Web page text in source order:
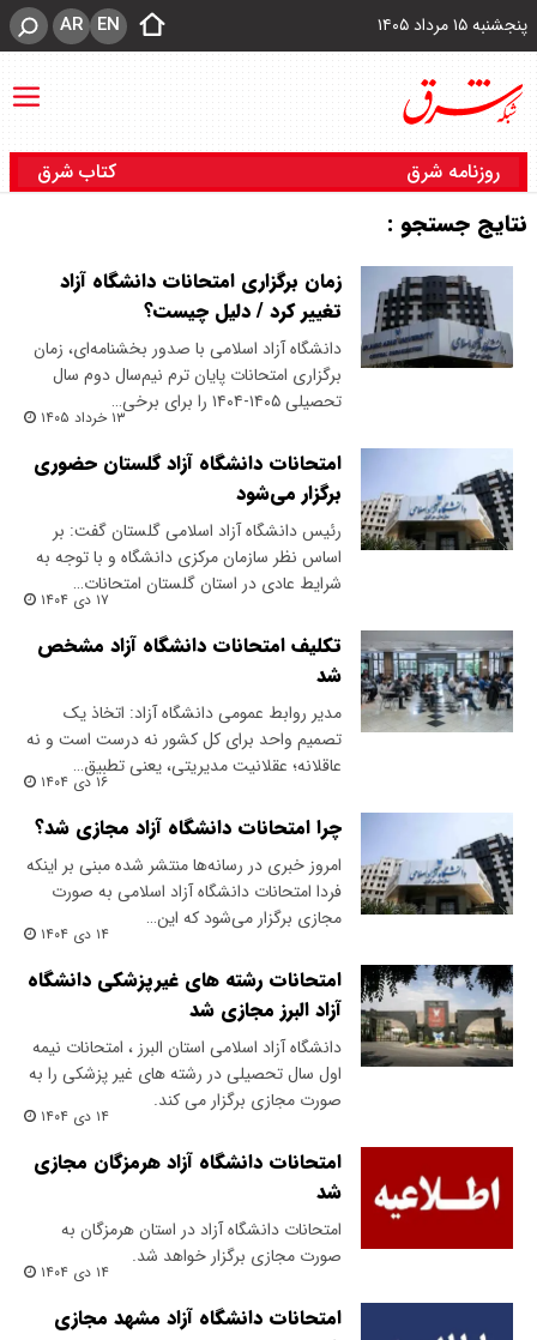
پنجشنبه ۱۵ مرداد ۱۴۰۵ EN
AR
روزنامه شرق کتاب شرق
نتایج جستجو :
زمان برگزاری امتحانات دانشگاه آزاد
تغییر کرد / دلیل چیست؟
دانشگاه آزاد اسلامی با صدور بخشنامه‌ای، زمان
برگزاری امتحانات پایان ترم نیم‌سال دوم سال
تحصیلی ۱۴۰۵-۱۴۰۴ را برای برخی…
۱۳ خرداد ۱۴۰۵
امتحانات دانشگاه آزاد گلستان حضوری
برگزار می‌شود
رئیس دانشگاه آزاد اسلامی گلستان گفت: بر
اساس نظر سازمان مرکزی دانشگاه و با توجه به
شرایط عادی در استان گلستان امتحانات…
۱۷ دی ۱۴۰۴
تکلیف امتحانات دانشگاه آزاد مشخص
شد
مدیر روابط عمومی دانشگاه آزاد: اتخاذ یک
تصمیم واحد برای کل کشور نه درست است و نه
عاقلانه؛ عقلانیت مدیریتی، یعنی تطبیق…
۱۶ دی ۱۴۰۴
چرا امتحانات دانشگاه آزاد مجازی شد؟
امروز خبری در رسانه‌ها منتشر شده مبنی بر اینکه
فردا امتحانات دانشگاه آزاد اسلامی به صورت
مجازی برگزار می‌شود که این…
۱۴ دی ۱۴۰۴
امتحانات رشته های غیرپزشکی دانشگاه
آزاد البرز مجازی شد
دانشگاه آزاد اسلامی استان البرز ، امتحانات نیمه
اول سال تحصیلی در رشته های غیر پزشکی را به
صورت مجازی برگزار می کند.
۱۴ دی ۱۴۰۴
امتحانات دانشگاه آزاد هرمزگان مجازی
شد
امتحانات دانشگاه آزاد در استان هرمزگان به
صورت مجازی برگزار خواهد شد.
۱۴ دی ۱۴۰۴
امتحانات دانشگاه آزاد مشهد مجازی